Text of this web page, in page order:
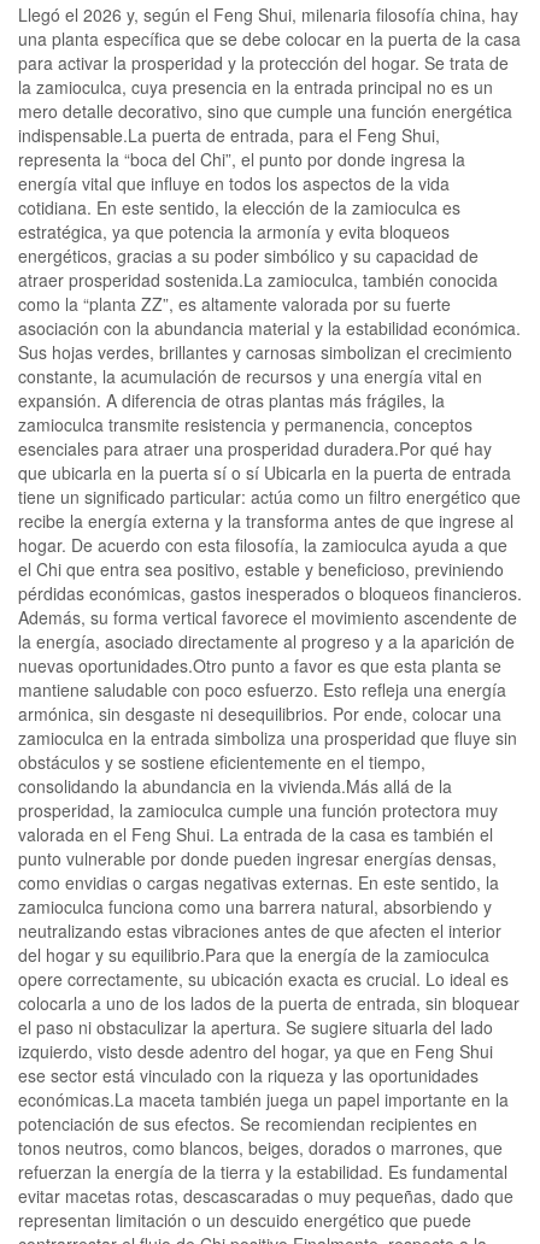
Llegó el 2026 y, según el Feng Shui, milenaria filosofía china, hay
una planta específica que se debe colocar en la puerta de la casa
para activar la prosperidad y la protección del hogar. Se trata de
la zamioculca, cuya presencia en la entrada principal no es un
mero detalle decorativo, sino que cumple una función energética
indispensable.La puerta de entrada, para el Feng Shui,
representa la “boca del Chi”, el punto por donde ingresa la
energía vital que influye en todos los aspectos de la vida
cotidiana. En este sentido, la elección de la zamioculca es
estratégica, ya que potencia la armonía y evita bloqueos
energéticos, gracias a su poder simbólico y su capacidad de
atraer prosperidad sostenida.La zamioculca, también conocida
como la “planta ZZ”, es altamente valorada por su fuerte
asociación con la abundancia material y la estabilidad económica.
Sus hojas verdes, brillantes y carnosas simbolizan el crecimiento
constante, la acumulación de recursos y una energía vital en
expansión. A diferencia de otras plantas más frágiles, la
zamioculca transmite resistencia y permanencia, conceptos
esenciales para atraer una prosperidad duradera.Por qué hay
que ubicarla en la puerta sí o sí Ubicarla en la puerta de entrada
tiene un significado particular: actúa como un filtro energético que
recibe la energía externa y la transforma antes de que ingrese al
hogar. De acuerdo con esta filosofía, la zamioculca ayuda a que
el Chi que entra sea positivo, estable y beneficioso, previniendo
pérdidas económicas, gastos inesperados o bloqueos financieros.
Además, su forma vertical favorece el movimiento ascendente de
la energía, asociado directamente al progreso y a la aparición de
nuevas oportunidades.Otro punto a favor es que esta planta se
mantiene saludable con poco esfuerzo. Esto refleja una energía
armónica, sin desgaste ni desequilibrios. Por ende, colocar una
zamioculca en la entrada simboliza una prosperidad que fluye sin
obstáculos y se sostiene eficientemente en el tiempo,
consolidando la abundancia en la vivienda.Más allá de la
prosperidad, la zamioculca cumple una función protectora muy
valorada en el Feng Shui. La entrada de la casa es también el
punto vulnerable por donde pueden ingresar energías densas,
como envidias o cargas negativas externas. En este sentido, la
zamioculca funciona como una barrera natural, absorbiendo y
neutralizando estas vibraciones antes de que afecten el interior
del hogar y su equilibrio.Para que la energía de la zamioculca
opere correctamente, su ubicación exacta es crucial. Lo ideal es
colocarla a uno de los lados de la puerta de entrada, sin bloquear
el paso ni obstaculizar la apertura. Se sugiere situarla del lado
izquierdo, visto desde adentro del hogar, ya que en Feng Shui
ese sector está vinculado con la riqueza y las oportunidades
económicas.La maceta también juega un papel importante en la
potenciación de sus efectos. Se recomiendan recipientes en
tonos neutros, como blancos, beiges, dorados o marrones, que
refuerzan la energía de la tierra y la estabilidad. Es fundamental
evitar macetas rotas, descascaradas o muy pequeñas, dado que
representan limitación o un descuido energético que puede